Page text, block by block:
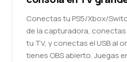
Conectas tu PS5/Xbox/
de la capturadora, conectas
tu TV, y conectas el USB al
tienes OBS abierto. Juegas